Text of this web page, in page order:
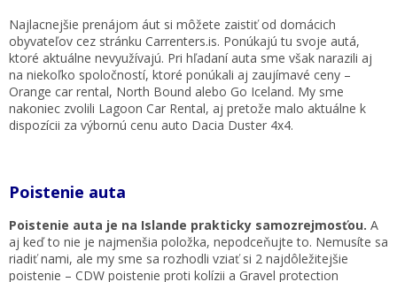
Najlacnejšie prenájom áut si môžete zaistiť od domácich
obyvateľov cez stránku Carrenters.is. Ponúkajú tu svoje autá,
ktoré aktuálne nevyužívajú. Pri hľadaní auta sme však narazili aj
na niekoľko spoločností, ktoré ponúkali aj zaujímavé ceny –
Orange car rental, North Bound alebo Go Iceland. My sme
nakoniec zvolili Lagoon Car Rental, aj pretože malo aktuálne k
dispozícii za výbornú cenu auto Dacia Duster 4x4.
Poistenie auta
Poistenie auta je na Islande prakticky samozrejmosťou. A
aj keď to nie je najmenšia položka, nepodceňujte to. Nemusíte sa
riadiť nami, ale my sme sa rozhodli vziať si 2 najdôležitejšie
poistenie – CDW poistenie proti kolízii a Gravel protection